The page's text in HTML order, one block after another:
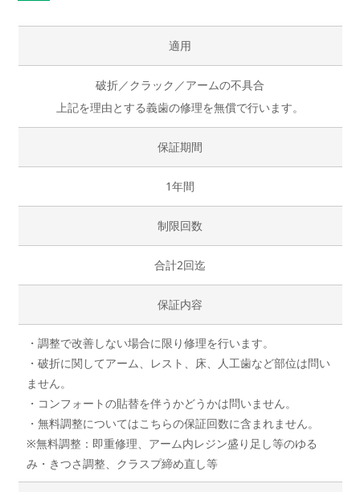
適用
破折／クラック／アームの不具合
上記を理由とする義歯の修理を無償で行います。
保証期間
1年間
制限回数
合計2回迄
保証内容
・調整で改善しない場合に限り修理を行います。
・破折に関してアーム、レスト、床、人工歯など部位は問い
ません。
・コンフォートの貼替を伴うかどうかは問いません。
・無料調整についてはこちらの保証回数に含まれません。
※無料調整：即重修理、アーム内レジン盛り足し等のゆる
み・きつさ調整、クラスプ締め直し等